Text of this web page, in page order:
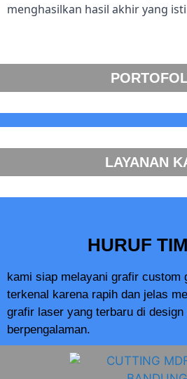
menghasilkan hasil akhir yang
LAYANAN
HURUF
kami siap melayani grafir custom
terkenal karena rapih dan jelas
grafir laser yang terbaru di design
berpengalaman.